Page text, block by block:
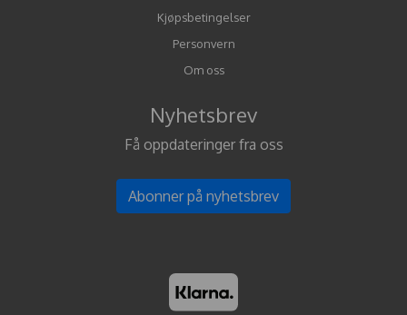
Kjøpsbetingelser
Personvern
Om oss
Nyhetsbrev
Få oppdateringer fra oss
Abonner på nyhetsbrev